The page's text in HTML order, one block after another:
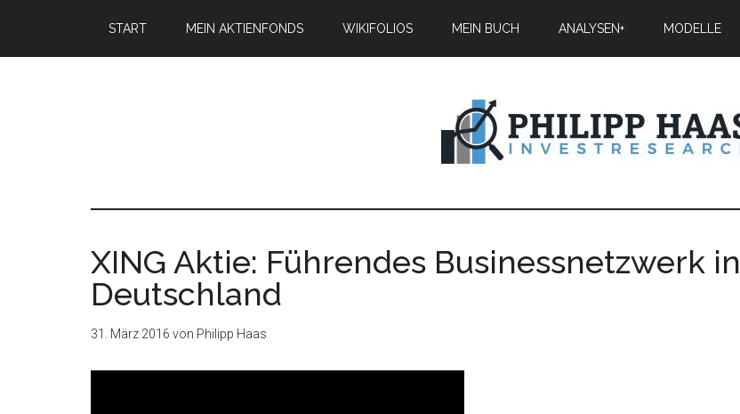
START MEIN AKTIENFONDS WIKIFOLIOS MEIN BUCH ANALYSEN+ MODELLE
XING Aktie: Führendes Businessnetzwerk in
Deutschland
31. März 2016 von Philipp Haas